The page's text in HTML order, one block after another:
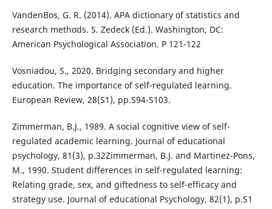
VandenBos, G. R. (2014). APA dictionary of statistics and
research methods. S. Zedeck (Ed.). Washington, DC:
American Psychological Association. P 121-122
Vosniadou, S., 2020. Bridging secondary and higher
education. The importance of self-regulated learning.
European Review, 28(S1), pp.S94-S103.
Zimmerman, B.J., 1989. A social cognitive view of self-
regulated academic learning. Journal of educational
psychology, 81(3), p.32Zimmerman, B.J. and Martinez-Pons,
M., 1990. Student differences in self-regulated learning:
Relating grade, sex, and giftedness to self-efficacy and
strategy use. Journal of educational Psychology, 82(1), p.51